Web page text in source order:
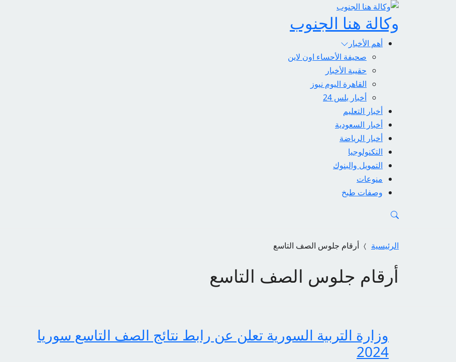
وكالة هنا الجنوب
أهم الأخبار
صحيفة الأحساء اون لاين
حقيبة الأخبار
القاهرة اليوم نيوز
أخبار بلس 24
أخبار التعليم
أخبار السعودية
أخبار الرياضة
التكنولوجيا
التمويل والبنوك
منوعات
وصفات طبخ
الرئيسية أرقام جلوس الصف التاسع
أرقام جلوس الصف التاسع
وزارة التربية السورية تعلن عن رابط نتائج الصف التاسع سوريا
2024